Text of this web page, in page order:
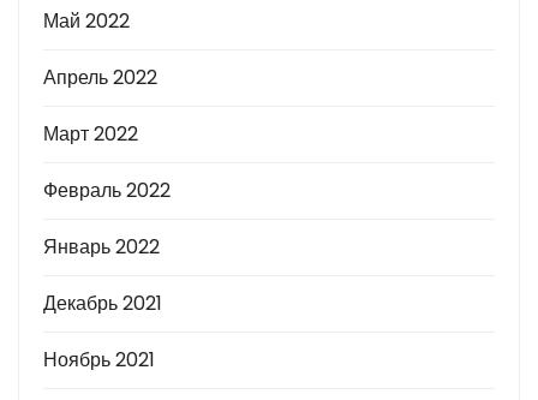
Май 2022
Апрель 2022
Март 2022
Февраль 2022
Январь 2022
Декабрь 2021
Ноябрь 2021